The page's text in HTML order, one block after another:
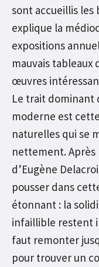
sont accueillis les
explique la
expositions
mauvais tableaux
œuvres
Le trait dominant
moderne est
naturelles qui se
nettement.
d’Eugène
pousser dans
étonnant : la
infaillible restent
faut remonter
pour trouver un